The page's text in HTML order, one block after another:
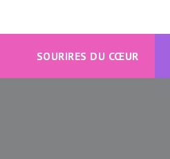
SOURIRES DU CŒUR